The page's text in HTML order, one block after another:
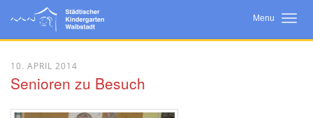
Menu
Neuigkeiten
Wir Über Uns
10. APRIL 2014
Senioren zu Besuch